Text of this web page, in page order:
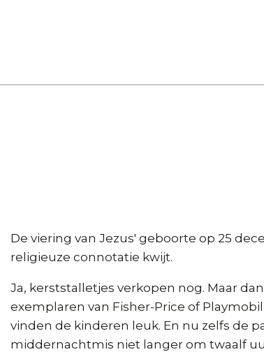
De viering van Jezus' geboorte op 25
religieuze connotatie kwijt.
Ja, kerststalletjes verkopen nog. Maar
exemplaren van Fisher-Price of
vinden de kinderen leuk. En nu zelfs de
middernachtmis niet langer om twaalf